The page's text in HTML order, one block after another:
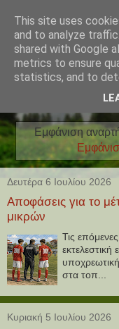
Εμφάνιση
Δευτέρα 6 Ιουλίου 2026
Αποφάσεις για το
μικρών
Τις
στα τοπ...
Κυριακή 5 Ιουλίου 2026
This site uses
and to analyze
shared with Google
metrics to ensure
statistics, and to